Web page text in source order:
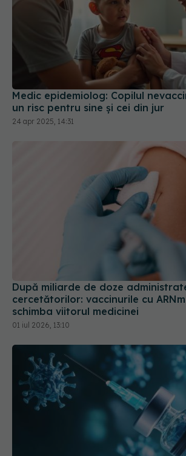
Medic epidemiolog: Copilul
un risc pentru sine şi cei din jur
24 apr 2025, 14:31
După miliarde de doze
cercetătorilor: vaccinurile cu
schimba viitorul medicinei
01 iul 2026, 13:10